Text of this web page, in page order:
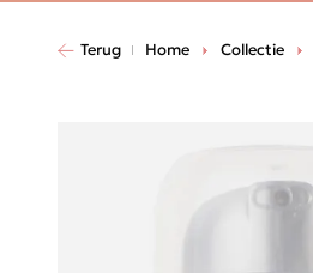
Terug Home Collectie